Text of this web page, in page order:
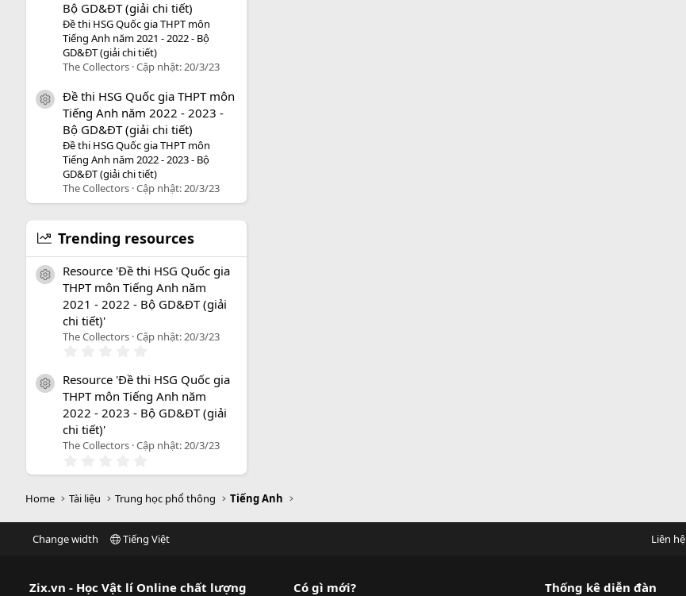
Bộ GD&ĐT (giải chi tiết)
Đề thi HSG Quốc gia THPT môn
Tiếng Anh năm 2021 - 2022 - Bộ
GD&ĐT (giải chi tiết)
The Collectors Cập nhật:20/3/23
icon tài liệu
Đề thi HSG Quốc gia THPT môn
Tiếng Anh năm 2022 - 2023 -
Bộ GD&ĐT (giải chi tiết)
Đề thi HSG Quốc gia THPT môn
Tiếng Anh năm 2022 - 2023 - Bộ
GD&ĐT (giải chi tiết)
The Collectors Cập nhật:20/3/23
Trending resources
icon tài liệu
Resource 'Đề thi HSG Quốc gia
THPT môn Tiếng Anh năm
2021 - 2022 - Bộ GD&ĐT (giải
chi tiết)'
The Collectors Cập nhật:20/3/23
0
0
s
a
o
icon tài liệu
Resource 'Đề thi HSG Quốc gia
THPT môn Tiếng Anh năm
2022 - 2023 - Bộ GD&ĐT (giải
chi tiết)'
The Collectors Cập nhật:20/3/23
.
0
s
a
Home Tài liệu Trung học phổ thông Tiếng Anh
Change width Tiếng Việt Liên hệ
Zix.vn - Học Vật lí Online chất lượng Có gì mới? Thống kê diễn đàn